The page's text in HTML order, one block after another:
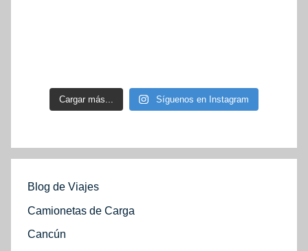
Cargar más... Síguenos en Instagram
Blog de Viajes
Camionetas de Carga
Cancún